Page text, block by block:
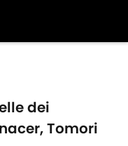
dei
Tomori